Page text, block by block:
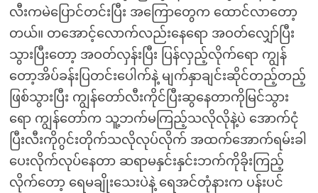
လီးကမဲပြောင်တင်းပြီး အကြောတွေက ထောင်လာတော့
တယ်။ တအောင့်လောက်လည်းနေရော အဝတ်လျှော်ပြီး
သွားပြီးတော့ အဝတ်လှန်းပြီး ပြန်လှည့်လိုက်ရော ကျွန်
တော့အိပ်ခန်းပြတင်းပေါက်နဲ့ မျက်နှာချင်းဆိုင်တည့်တည့်
ဖြစ်သွားပြီး ကျွန်တော်လီးကိုင်ပြီးဆွနေတာကိုမြင်သွား
ရော ကျွန်တော်က သူ့ဘက်မကြည့်သလိုလိုနဲ့ပဲ အောက်ငုံ
ပြီးလီးကိုဂွင်းတိုက်သလိုလုပ်လိုက် အထက်အောက်ရမ်းခါ
ပေးလိုက်လုပ်နေတာ ဆရာမနှင်းနှင်းဘက်ကိုခိုးကြည့်
လိုက်တော့ ရေမချိုးသေးပဲနဲ့ ရေအင်တုံနားက ပန်းပင်